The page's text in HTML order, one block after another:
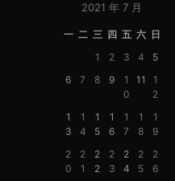
2021 年 7 月
一 二 三 四 五 六 日
1
2 3 4
5
6
7 8 9
1
0
11
1
2
1
3
1
4
1
5
1
6
1
7
1
8
1
9
2
0
2
1
2
2
2
3
2
4
2
5
2
6